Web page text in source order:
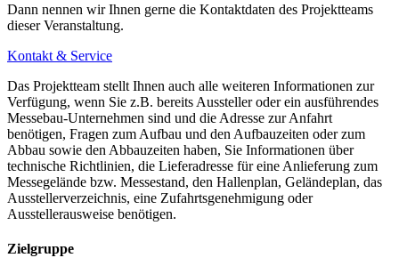
Dann nennen wir Ihnen gerne die Kontaktdaten des Projektteams
dieser Veranstaltung.
Kontakt & Service
Das Projektteam stellt Ihnen auch alle weiteren Informationen zur
Verfügung, wenn Sie z.B. bereits Aussteller oder ein ausführendes
Messebau-Unternehmen sind und die Adresse zur Anfahrt
benötigen, Fragen zum Aufbau und den Aufbauzeiten oder zum
Abbau sowie den Abbauzeiten haben, Sie Informationen über
technische Richtlinien, die Lieferadresse für eine Anlieferung zum
Messegelände bzw. Messestand, den Hallenplan, Geländeplan, das
Ausstellerverzeichnis, eine Zufahrtsgenehmigung oder
Ausstellerausweise benötigen.
Zielgruppe